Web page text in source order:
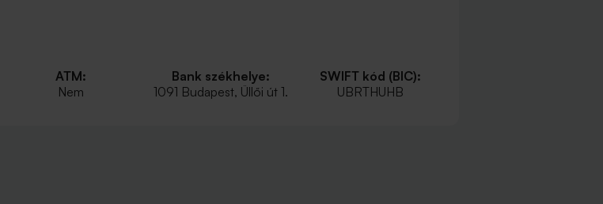
ATM:
Nem
Bank székhelye:
1091 Budapest, Üllői út 1.
SWIFT kód (BIC):
UBRTHUHB